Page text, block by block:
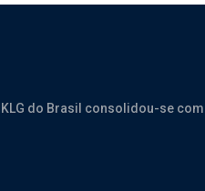
KLG do Brasil consolidou-se